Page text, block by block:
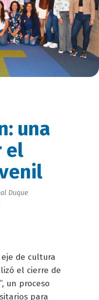
una
el
Duque
eje de cultura
el cierre de
un proceso
para